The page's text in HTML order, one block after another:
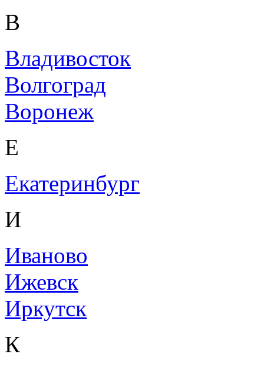
В
Владивосток
Волгоград
Воронеж
Е
Екатеринбург
И
Иваново
Ижевск
Иркутск
К